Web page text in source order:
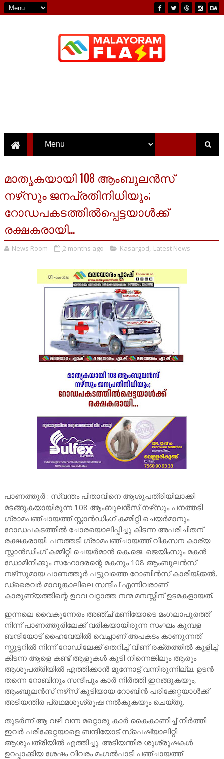
മാതൃകയായി 108 ആംബുലൻസ്
നഴ്‌സും ജനപ്രതിനിധിയും;
റോഡപകടത്തിൽപ്പെട്ടയാൾക്ക്
രക്ഷകരായി...
News Room 2 months ago Kasargod, Latest News
പാണത്തൂർ : സ്വന്തം പിതാവിനെ ആശുപത്രിയിലാക്കി
മടങ്ങുകയായിരുന്ന 108 ആംബുലൻസ് നഴ്‌സും പനത്തടി
ഗ്രാമപഞ്ചായത്ത് സ്റ്റാൻഡിംഗ് കമ്മിറ്റി ചെയർമാനും
റോഡപകടത്തിൽ ചോരയൊലിപ്പിച്ചു കിടന്ന അപരിചിതന്
രക്ഷകരായി. പനത്തടി ഗ്രാമപഞ്ചായത്ത് വികസന കാര്യ
സ്റ്റാൻഡിംഗ് കമ്മിറ്റി ചെയർമാൻ കെ.ജെ. ജെയിംസും മകൻ
ഡോമിനിക്കും സഹോദരന്റെ മകനും 108 ആംബുലൻസ്
നഴ്‌സുമായ പാണത്തൂർ പട്ടുവത്തെ റോബിൻസ് കാരിയ്ക്കൽ,
ഡ്രൈവർ മാവുങ്കാലിലെ സന്ദീപ് എന്നിവരാണ്
കാരുണ്യത്തിന്റെ ഉറവ വറ്റാത്ത നന്മ മനസ്സിന് ഉടമകളായത്.
ഇന്നലെ വൈകുന്നേരം അഞ്ച് മണിയോടെ മംഗലാപുരത്ത്
നിന്ന് പാണത്തൂരിലേക്ക് വരികയായിരുന്ന സംഘം കുമ്പള
ബന്ദിയോട് ഹൈവേയിൽ വെച്ചാണ് അപകടം കാണുന്നത്.
സ്കൂട്ടറിൽ നിന്ന് റോഡിലേക്ക് തെറിച്ച് വീണ് രക്തത്തിൽ കുളിച്ച്
കിടന്ന ആളെ കണ്ട് ആളുകൾ കൂടി നിന്നെങ്കിലും ആരും
ആശുപത്രിയിൽ എത്തിക്കാൻ മുന്നോട്ട് വന്നിരുന്നില്ല. ഉടൻ
തന്നെ റോബിനും സന്ദീപും കാർ നിർത്തി ഇറങ്ങുകയും,
ആംബുലൻസ് നഴ്‌സ് കൂടിയായ റോബിൻ പരിക്കേറ്റയാൾക്ക്
അടിയന്തിര പ്രഥമശുശ്രൂഷ നൽകുകയും ചെയ്തു.
തുടർന്ന് ആ വഴി വന്ന മറ്റൊരു കാർ കൈകാണിച്ച് നിർത്തി
ഇവർ പരിക്കേറ്റയാളെ ബന്ദിയോട് സ്പെഷ്യാലിറ്റി
ആശുപത്രിയിൽ എത്തിച്ചു. അടിയന്തിര ശുശ്രൂഷകൾ
ഉറപ്പാക്കിയ ശേഷം വിവരം മംഗൽപാടി പഞ്ചായത്ത്